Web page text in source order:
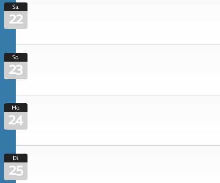
Sa.
22
So.
23
Mo.
24
Di.
25